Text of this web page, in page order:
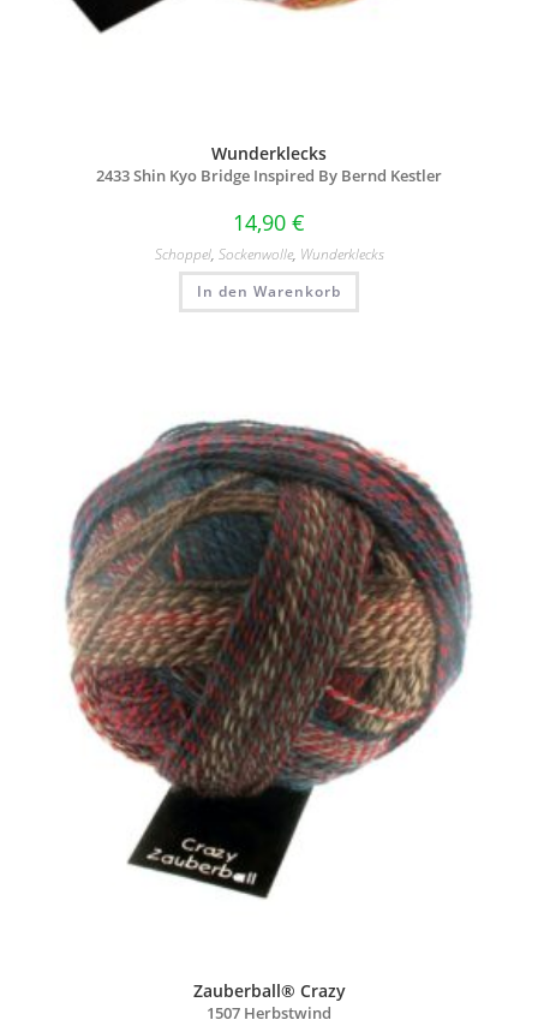
Wunderklecks
2433 Shin Kyo Bridge Inspired By Bernd Kestler
14,90 €
Schoppel, Sockenwolle, Wunderklecks
In den Warenkorb
Zauberball® Crazy
1507 Herbstwind